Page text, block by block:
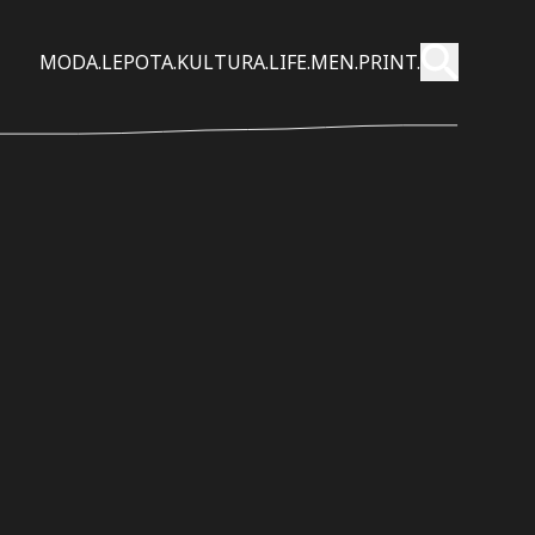
MODA.LEPOTA.KULTURA.LIFE.MEN.PRINT. Pretraži